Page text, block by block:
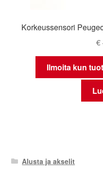
Korkeussensori
€
Ilmoita kun
Alusta ja akselit